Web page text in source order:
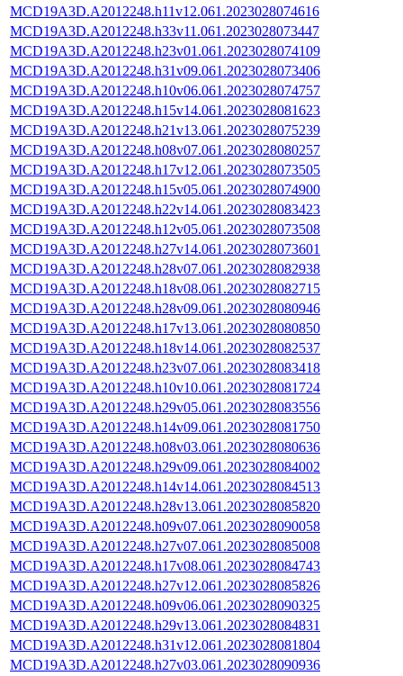
MCD19A3D.A2012248.h11v12.061.2023028074616
MCD19A3D.A2012248.h33v11.061.2023028073447
MCD19A3D.A2012248.h23v01.061.2023028074109
MCD19A3D.A2012248.h31v09.061.2023028073406
MCD19A3D.A2012248.h10v06.061.2023028074757
MCD19A3D.A2012248.h15v14.061.2023028081623
MCD19A3D.A2012248.h21v13.061.2023028075239
MCD19A3D.A2012248.h08v07.061.2023028080257
MCD19A3D.A2012248.h17v12.061.2023028073505
MCD19A3D.A2012248.h15v05.061.2023028074900
MCD19A3D.A2012248.h22v14.061.2023028083423
MCD19A3D.A2012248.h12v05.061.2023028073508
MCD19A3D.A2012248.h27v14.061.2023028073601
MCD19A3D.A2012248.h28v07.061.2023028082938
MCD19A3D.A2012248.h18v08.061.2023028082715
MCD19A3D.A2012248.h28v09.061.2023028080946
MCD19A3D.A2012248.h17v13.061.2023028080850
MCD19A3D.A2012248.h18v14.061.2023028082537
MCD19A3D.A2012248.h23v07.061.2023028083418
MCD19A3D.A2012248.h10v10.061.2023028081724
MCD19A3D.A2012248.h29v05.061.2023028083556
MCD19A3D.A2012248.h14v09.061.2023028081750
MCD19A3D.A2012248.h08v03.061.2023028080636
MCD19A3D.A2012248.h29v09.061.2023028084002
MCD19A3D.A2012248.h14v14.061.2023028084513
MCD19A3D.A2012248.h28v13.061.2023028085820
MCD19A3D.A2012248.h09v07.061.2023028090058
MCD19A3D.A2012248.h27v07.061.2023028085008
MCD19A3D.A2012248.h17v08.061.2023028084743
MCD19A3D.A2012248.h27v12.061.2023028085826
MCD19A3D.A2012248.h09v06.061.2023028090325
MCD19A3D.A2012248.h29v13.061.2023028084831
MCD19A3D.A2012248.h31v12.061.2023028081804
MCD19A3D.A2012248.h27v03.061.2023028090936